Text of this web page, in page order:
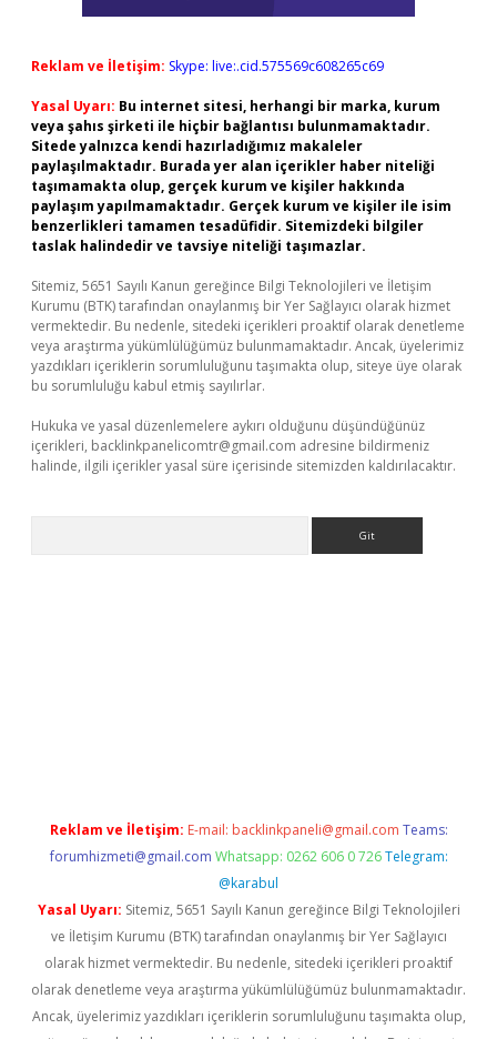
Reklam ve İletişim: Skype: live:.cid.575569c608265c69
Yasal Uyarı: Bu internet sitesi, herhangi bir marka, kurum
veya şahıs şirketi ile hiçbir bağlantısı bulunmamaktadır.
Sitede yalnızca kendi hazırladığımız makaleler
paylaşılmaktadır. Burada yer alan içerikler haber niteliği
taşımamakta olup, gerçek kurum ve kişiler hakkında
paylaşım yapılmamaktadır. Gerçek kurum ve kişiler ile isim
benzerlikleri tamamen tesadüfidir. Sitemizdeki bilgiler
taslak halindedir ve tavsiye niteliği taşımazlar.
Sitemiz, 5651 Sayılı Kanun gereğince Bilgi Teknolojileri ve İletişim
Kurumu (BTK) tarafından onaylanmış bir Yer Sağlayıcı olarak hizmet
vermektedir. Bu nedenle, sitedeki içerikleri proaktif olarak denetleme
veya araştırma yükümlülüğümüz bulunmamaktadır. Ancak, üyelerimiz
yazdıkları içeriklerin sorumluluğunu taşımakta olup, siteye üye olarak
bu sorumluluğu kabul etmiş sayılırlar.
Hukuka ve yasal düzenlemelere aykırı olduğunu düşündüğünüz
içerikleri, backlinkpanelicomtr@gmail.com adresine bildirmeniz
halinde, ilgili içerikler yasal süre içerisinde sitemizden kaldırılacaktır.
Reklam ve İletişim: E-mail: backlinkpaneli@gmail.com Teams:
forumhizmeti@gmail.com Whatsapp: 0262 606 0 726 Telegram:
@karabul
Yasal Uyarı: Sitemiz, 5651 Sayılı Kanun gereğince Bilgi Teknolojileri
ve İletişim Kurumu (BTK) tarafından onaylanmış bir Yer Sağlayıcı
olarak hizmet vermektedir. Bu nedenle, sitedeki içerikleri proaktif
olarak denetleme veya araştırma yükümlülüğümüz bulunmamaktadır.
Ancak, üyelerimiz yazdıkları içeriklerin sorumluluğunu taşımakta olup,